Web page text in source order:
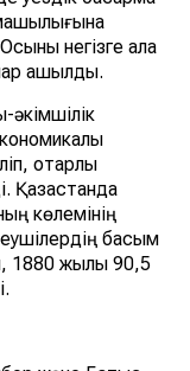
негізге ала
ашылды.
әкімшілік
отарлық
Қазақстанда
көлемінің
басым
1880 жылы 90,5